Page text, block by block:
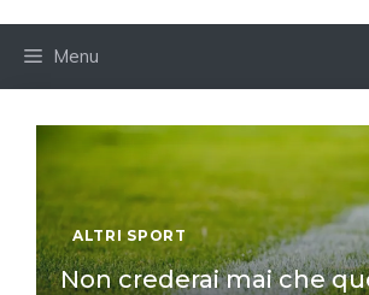
Menu
ALTRI SPORT
Non crederai mai che